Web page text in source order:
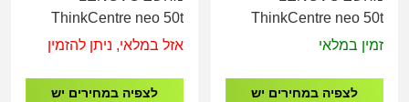
ThinkCentre neo 50t
Gen 5 i5-
12UD00C8IV
זמין במלאי
לצפיה במחירים יש
ThinkCentre neo 50t
Gen 5 i5-
12UD0033IV
אזל במלאי, ניתן להזמין
לצפיה במחירים יש